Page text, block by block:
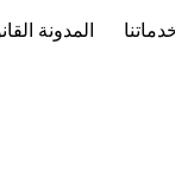
المدونة